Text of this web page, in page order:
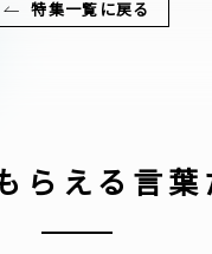
特集一覧に戻る
らえる言葉